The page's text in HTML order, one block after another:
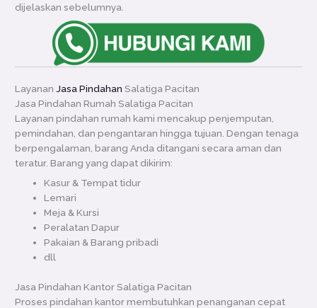
dijelaskan sebelumnya.
LayananJasa Pindahan Salatiga Pacitan
Jasa Pindahan Rumah Salatiga Pacitan
Layanan pindahan rumah kami mencakup penjemputan,
pemindahan, dan pengantaran hingga tujuan. Dengan tenaga
berpengalaman, barang Anda ditangani secara aman dan
teratur. Barang yang dapat dikirim:
Kasur & Tempat tidur
Lemari
Meja & Kursi
Peralatan Dapur
Pakaian & Barang pribadi
dll
Jasa Pindahan Kantor Salatiga Pacitan
Proses pindahan kantor membutuhkan penanganan cepat